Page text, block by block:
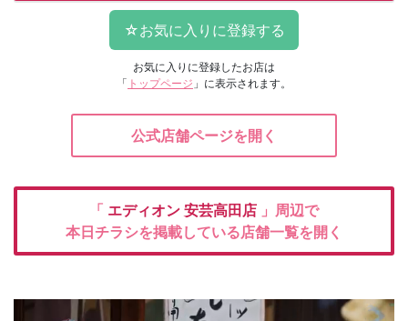
お気に入りに登録したお店は
「 トップページ 」に表示されます。
公式店舗ページを開く
「 エディオン 安芸高田店 」周辺で
本日チラシを掲載している店舗一覧を開く